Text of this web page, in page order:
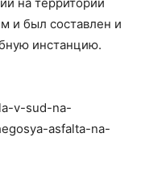
и был составлен и
инстанцию.
v-sud-na-
asfalta-na-